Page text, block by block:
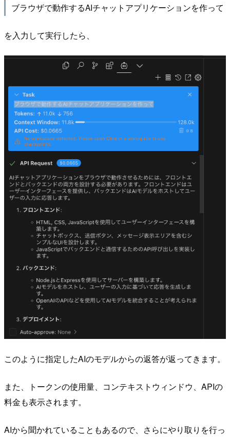
ブラウザで動作するAIチャットアプリケーションを作って
を入力して実行したら、
このように指定したAIのモデルからの返答が返ってきます。
また、トークンの使用量、コンテキストウィンドウ、APIの
料金も表示されます。
AIから聞かれていることもあるので、さらにやり取りを行っ